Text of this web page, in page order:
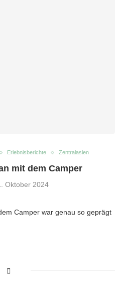
Erlebnisberichte Zentralasien
mit dem Camper
Oktober 2024
Camper war genau so geprägt